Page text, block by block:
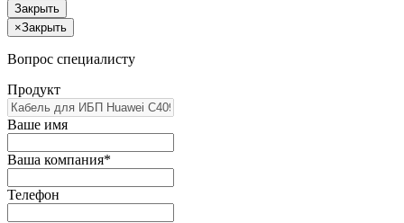
Закрыть
×Закрыть
Вопрос специалисту
Продукт
Ваше имя
Ваша компания*
Телефон